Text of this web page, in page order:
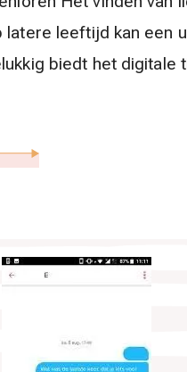
latere leeftijd kan een
biedt het digitale